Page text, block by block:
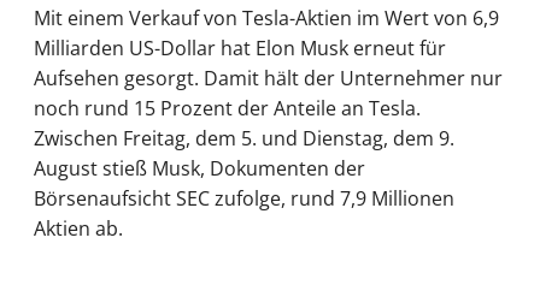
Mit einem Verkauf von Tesla-Aktien im Wert von 6,9
Milliarden US-Dollar hat Elon Musk erneut für
Aufsehen gesorgt. Damit hält der Unternehmer nur
noch rund 15 Prozent der Anteile an Tesla.
Zwischen Freitag, dem 5. und Dienstag, dem 9.
August stieß Musk, Dokumenten der
Börsenaufsicht SEC zufolge, rund 7,9 Millionen
Aktien ab.